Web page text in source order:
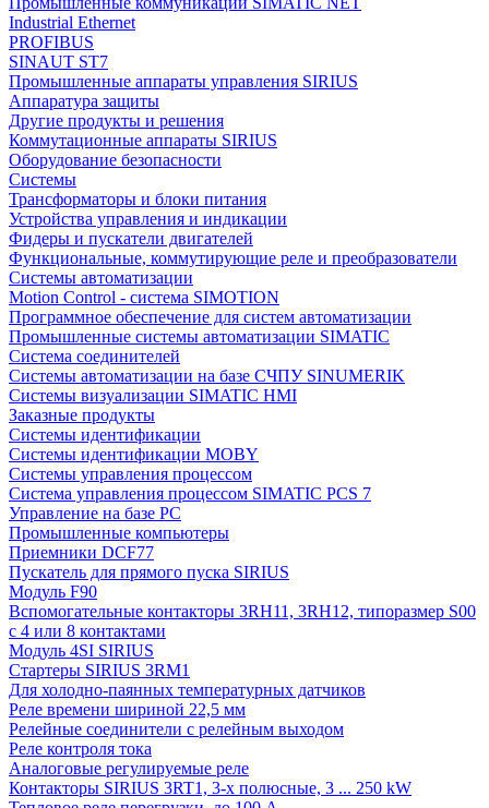
Industrial Ethernet
PROFIBUS
SINAUT ST7
Промышленные аппараты управления SIRIUS
Аппаратура защиты
Другие продукты и решения
Коммутационные аппараты SIRIUS
Оборудование безопасности
Системы
Трансформаторы и блоки питания
Устройства управления и индикации
Фидеры и пускатели двигателей
Функциональные, коммутирующие реле и преобразователи
Системы автоматизации
Motion Control - система SIMOTION
Программное обеспечение для систем автоматизации
Промышленные системы автоматизации SIMATIC
Система соединителей
Системы автоматизации на базе СЧПУ SINUMERIK
Системы визуализации SIMATIC HMI
Заказные продукты
Системы идентификации
Системы идентификации MOBY
Системы управления процессом
Система управления процессом SIMATIC PCS 7
Управление на базе РС
Промышленные компьютеры
Приемники DCF77
Пускатель для прямого пуска SIRIUS
Модуль F90
Вспомогательные контакторы 3RH11, 3RH12, типоразмер S00
с 4 или 8 контактами
Модуль 4SI SIRIUS
Стартеры SIRIUS 3RM1
Для холодно-паянных температурных датчиков
Реле времени шириной 22,5 мм
Релейные соединители с релейным выходом
Реле контроля тока
Аналоговые регулируемые реле
Контакторы SIRIUS 3RT1, 3-х полюсные, 3 ... 250 kW